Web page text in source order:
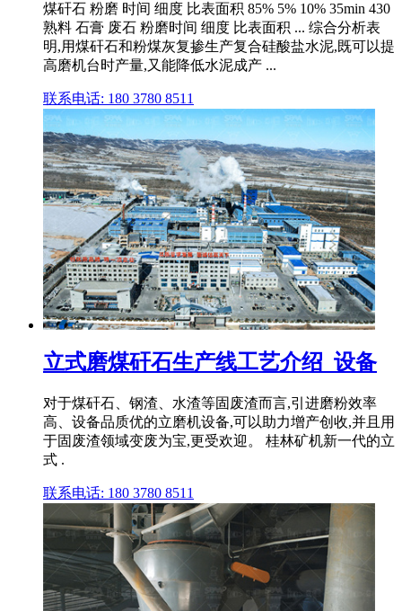
煤矸石 粉磨 时间 细度 比表面积 85% 5% 10% 35min 430
熟料 石膏 废石 粉磨时间 细度 比表面积 ... 综合分析表
明,用煤矸石和粉煤灰复掺生产复合硅酸盐水泥,既可以提
高磨机台时产量,又能降低水泥成产 ...
联系电话: 180 3780 8511
立式磨煤矸石生产线工艺介绍_设备
对于煤矸石、钢渣、水渣等固废渣而言,引进磨粉效率
高、设备品质优的立磨机设备,可以助力增产创收,并且用
于固废渣领域变废为宝,更受欢迎。 桂林矿机新一代的立
式 .
联系电话: 180 3780 8511